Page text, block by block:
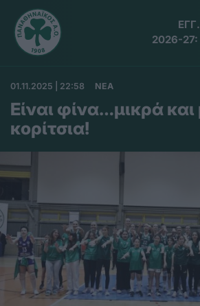
2026-27:
01.11.2025 | 22:58 ΝΕΑ
Είναι φίνα…μικρά
κορίτσια!